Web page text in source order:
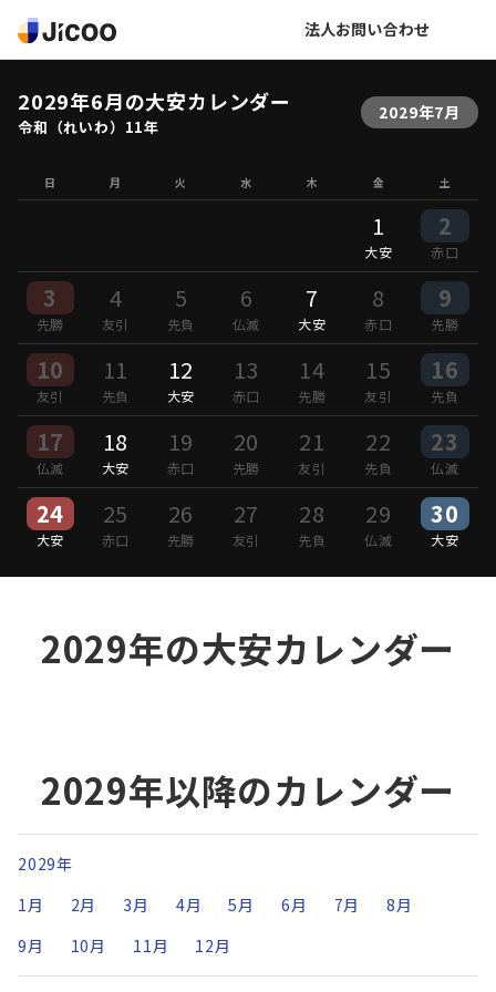
法人お問い合わせ
2029年6月の大安カレンダー
令和（れいわ）11年
2029年7月
日 月 火 水 木 金 土
1
大安
2
赤口
3
先勝
4
友引
5
先負
6
仏滅
7
大安
8
赤口
9
先勝
10
友引
11
先負
12
大安
13
赤口
14
先勝
15
友引
16
先負
17
仏滅
18
大安
19
赤口
20
先勝
21
友引
22
先負
23
仏滅
24
大安
25
赤口
26
先勝
27
友引
28
先負
29
仏滅
30
大安
2029年の大安カレンダー
2029年以降のカレンダー
2029年
1月
2月 3月 4月 5月 6月 7月
8月
9月
10月 11月 12月